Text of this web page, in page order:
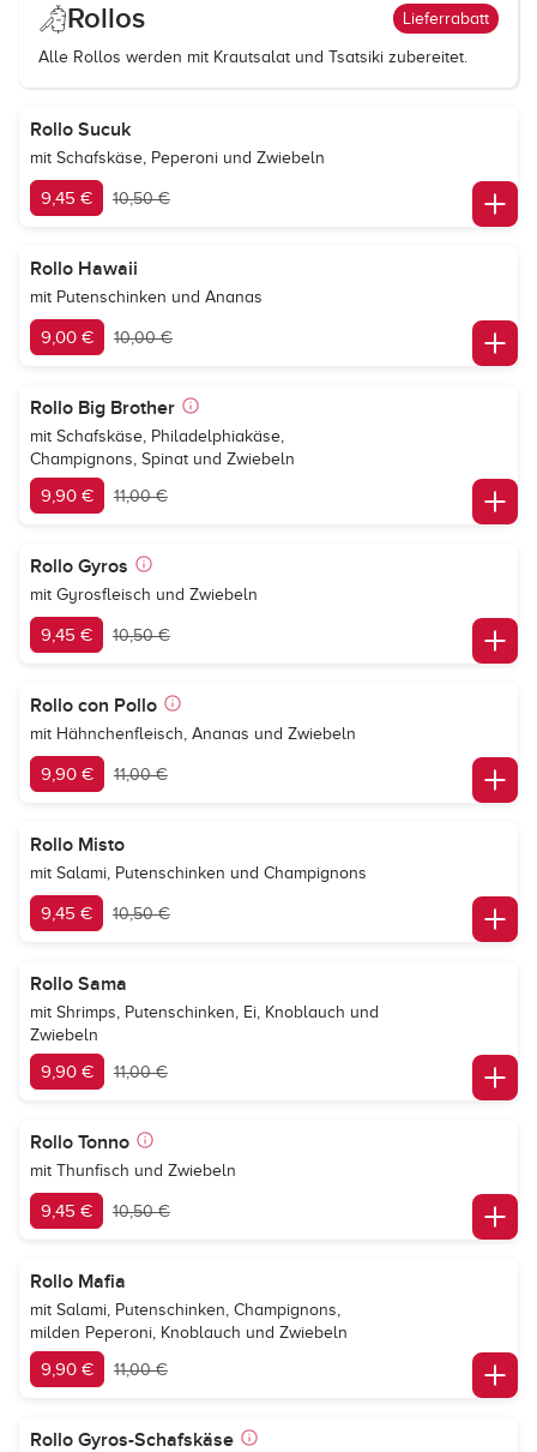
Rollos Lieferrabatt
Alle Rollos werden mit Krautsalat und Tsatsiki zubereitet.
Rollo Sucuk
mit Schafskäse, Peperoni und Zwiebeln
9,45 € 10,50 €
Rollo Hawaii
mit Putenschinken und Ananas
9,00 € 10,00 €
Rollo Big Brother
mit Schafskäse, Philadelphiakäse,
Champignons, Spinat und Zwiebeln
9,90 € 11,00 €
Rollo Gyros
mit Gyrosfleisch und Zwiebeln
9,45 € 10,50 €
Rollo con Pollo
mit Hähnchenfleisch, Ananas und Zwiebeln
9,90 € 11,00 €
Rollo Misto
mit Salami, Putenschinken und Champignons
9,45 € 10,50 €
Rollo Sama
mit Shrimps, Putenschinken, Ei, Knoblauch und
Zwiebeln
9,90 € 11,00 €
Rollo Tonno
mit Thunfisch und Zwiebeln
9,45 € 10,50 €
Rollo Mafia
mit Salami, Putenschinken, Champignons,
milden Peperoni, Knoblauch und Zwiebeln
9,90 € 11,00 €
Rollo Gyros-Schafskäse